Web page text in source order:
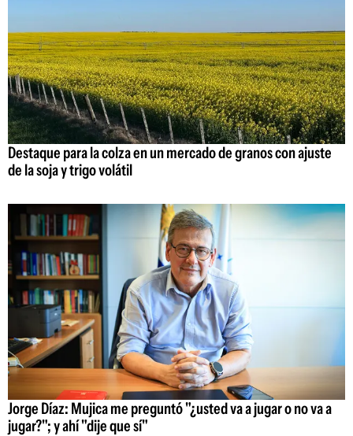
Destaque para la colza en un mercado de granos con ajuste
de la soja y trigo volátil
Jorge Díaz: Mujica me preguntó "¿usted va a jugar o no va a
jugar?"; y ahí "dije que sí"